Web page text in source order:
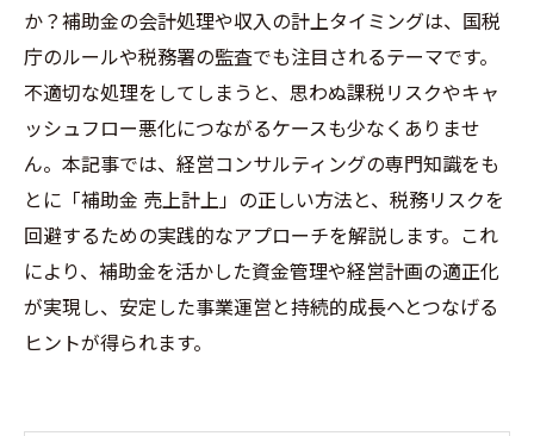
か？補助金の会計処理や収入の計上タイミングは、国税
庁のルールや税務署の監査でも注目されるテーマです。
不適切な処理をしてしまうと、思わぬ課税リスクやキャ
ッシュフロー悪化につながるケースも少なくありませ
ん。本記事では、経営コンサルティングの専門知識をも
とに「補助金 売上計上」の正しい方法と、税務リスクを
回避するための実践的なアプローチを解説します。これ
により、補助金を活かした資金管理や経営計画の適正化
が実現し、安定した事業運営と持続的成長へとつなげる
ヒントが得られます。